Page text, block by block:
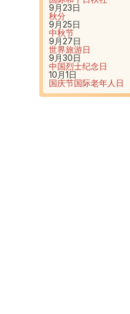
9月23日
秋分
9月25日
中秋节
9月27日
世界旅游日
9月30日
中国烈士纪念日
10月1日
国庆节国际老年人日